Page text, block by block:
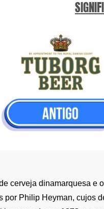
cerveja dinamarquesa e
por Philip Heyman, cujos